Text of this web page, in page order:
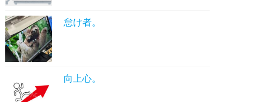
怠け者。
向上心。